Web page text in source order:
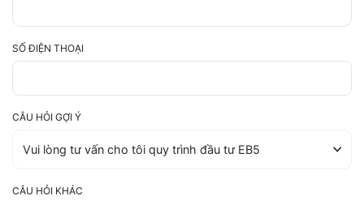
SỐ ĐIỆN THOẠI
CÂU HỎI GỢI Ý
CÂU HỎI KHÁC